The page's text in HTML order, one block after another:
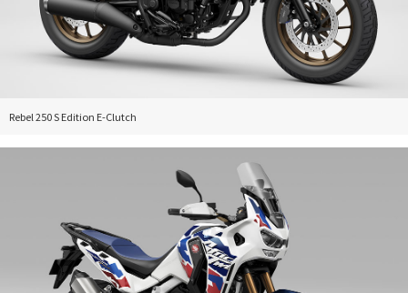
Rebel 250 S Edition E-Clutch